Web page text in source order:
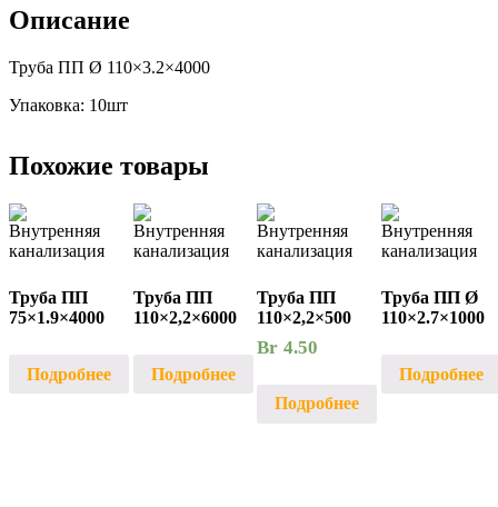
Описание
Труба ПП Ø 110×3.2×4000
Упаковка: 10шт
Похожие товары
Труба ПП
75×1.9×4000
Подробнее
Труба ПП
110×2,2×6000
Подробнее
Труба ПП
110×2,2×500
Br 4.50
Подробнее
Труба ПП Ø
110×2.7×1000
Подробнее